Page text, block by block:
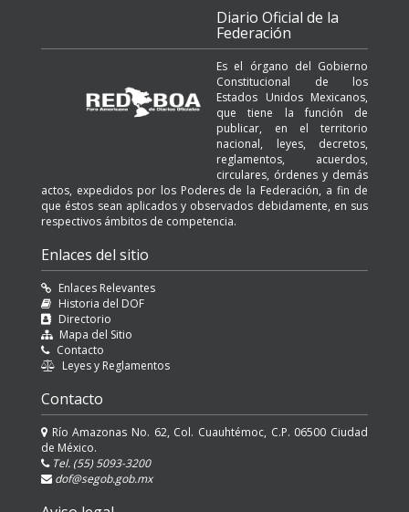
Diario Oficial de la
Federación
Es el órgano del Gobierno
Constitucional de los
Estados Unidos Mexicanos,
que tiene la función de
publicar, en el territorio
nacional, leyes, decretos,
reglamentos, acuerdos,
circulares, órdenes y demás
actos, expedidos por los Poderes de la Federación, a fin de
que éstos sean aplicados y observados debidamente, en sus
respectivos ámbitos de competencia.
Enlaces del sitio
Enlaces Relevantes
Historia del DOF
Directorio
Mapa del Sitio
Contacto
Leyes y Reglamentos
Contacto
Río Amazonas No. 62, Col. Cuauhtémoc, C.P. 06500 Ciudad
de México.
Tel. (55) 5093-3200
dof@segob.gob.mx